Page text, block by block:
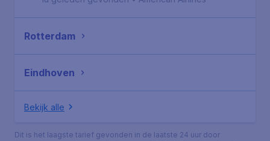
Rotterdam
Eindhoven
Bekijk alle
Dit is het laagste tarief gevonden in de laatste 24 uur door